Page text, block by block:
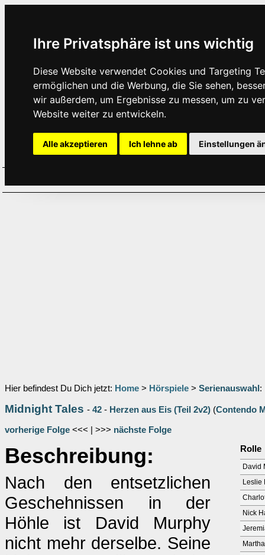
Ihre Privatsphäre ist uns wichtig
Diese Website verwendet Cookies und Targeting
ermöglichen und die Werbung, die Sie sehen,
wir außerdem, um Ergebnisse zu messen, um zu
Website weiter zu entwickeln.
Alle akzeptieren Ich lehne ab Einstellungen
Hier befindest Du Dich jetzt: Home > Hörspiele > Serienauswahl :
Midnight Tales - 42 - Herzen aus Eis (Teil 2v2) (Contendo
vorherige Folge <<< | >>> nächste Folge
Beschreibung:
Nach den entsetzlichen
Geschehnissen in der
Höhle ist David Murphy
nicht mehr derselbe. Seine
Rolle
David
Leslie
Nick